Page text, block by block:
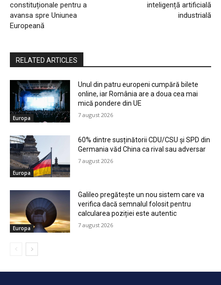
constituționale pentru a
avansa spre Uniunea
Europeană
inteligență artificială
industrială
RELATED ARTICLES
Europa
Unul din patru europeni cumpără bilete
online, iar România are a doua cea mai
mică pondere din UE
7 august 2026
Europa
60% dintre susținătorii CDU/CSU și SPD din
Germania văd China ca rival sau adversar
7 august 2026
Europa
Galileo pregătește un nou sistem care va
verifica dacă semnalul folosit pentru
calcularea poziției este autentic
7 august 2026